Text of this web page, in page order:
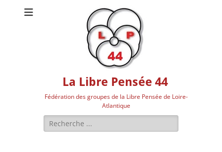
La Libre Pensée 44
Fédération des groupes de la Libre Pensée de Loire-
Atlantique
Rechercher :